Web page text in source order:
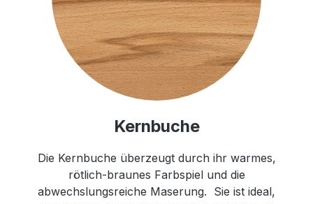
Kernbuche
Die Kernbuche überzeugt durch ihr warmes,
rötlich-braunes Farbspiel und die
abwechslungsreiche Maserung. Sie ist ideal,